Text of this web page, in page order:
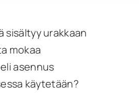
sisältyy urakkaan
mokaa
asennus
käytetään?